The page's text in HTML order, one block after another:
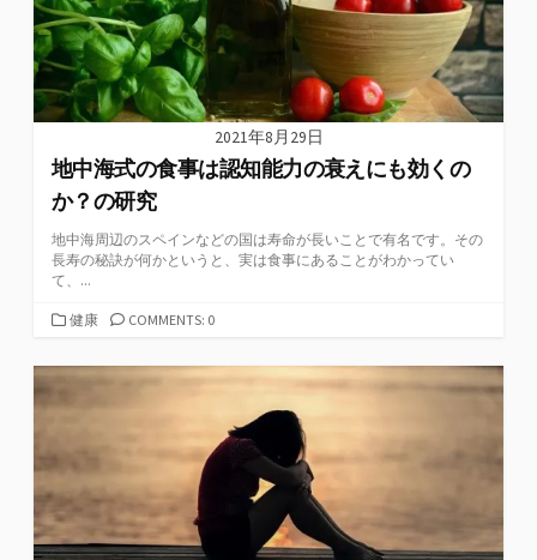
2021年8月29日
地中海式の食事は認知能力の衰えにも効くの
か？の研究
地中海周辺のスペインなどの国は寿命が長いことで有名です。その
長寿の秘訣が何かというと、実は食事にあることがわかってい
て、...
カ
ゴ
ー
健康 COMMENTS: 0